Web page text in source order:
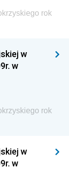
Budownictwa
Dróg
rok
w
w
rok
w
w